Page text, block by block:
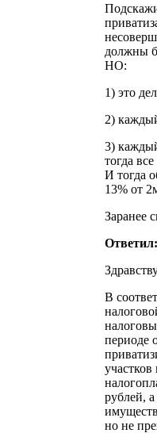
должны
НО:
1) это
2)
3)
тогда
И тогда
13% от
Заранее
В
периоде
рублей,
но не